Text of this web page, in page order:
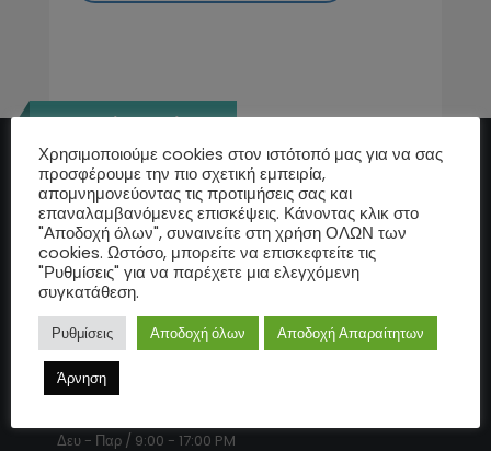
SecurityTech.gr
ΕΠΙΚΟΙΝΩΝΊΑ
Διεύθυνση:
Σαλαμίνος 10
Τηλέφωνο:
2311 111 898
Email:
info@securitytech.gr
Δευ - Παρ / 9:00 - 17:00 PM
Χρησιμοποιούμε cookies στον ιστότοπό μας για να σας
προσφέρουμε την πιο σχετική εμπειρία,
απομνημονεύοντας τις προτιμήσεις σας και
επαναλαμβανόμενες επισκέψεις. Κάνοντας κλικ στο
"Αποδοχή όλων", συναινείτε στη χρήση ΟΛΩΝ των
cookies. Ωστόσο, μπορείτε να επισκεφτείτε τις
"Ρυθμίσεις" για να παρέχετε μια ελεγχόμενη
συγκατάθεση.
Ρυθμίσεις Αποδοχή όλων Αποδοχή Απαραίτητων
Άρνηση